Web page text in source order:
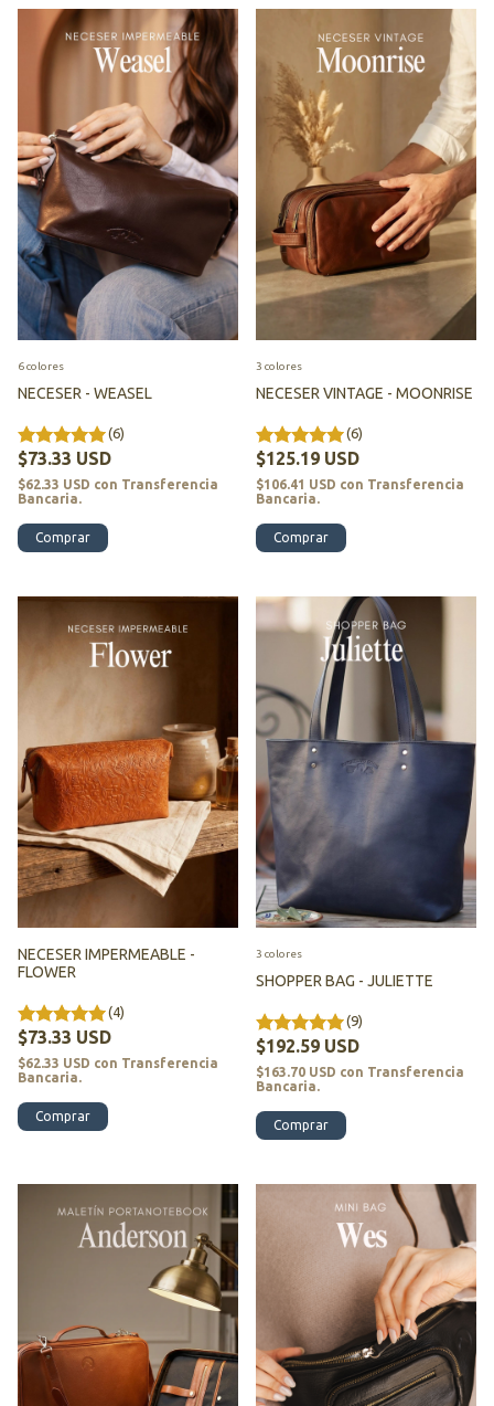
NECESER - WEASEL
(6)
$73.33 USD
$62.33 USD con Transferencia
Bancaria.
6 colores
Comprar
NECESER VINTAGE - MOONRISE
(6)
$125.19 USD
$106.41 USD con Transferencia
Bancaria.
3 colores
Comprar
NECESER IMPERMEABLE -
FLOWER
(4)
$73.33 USD
$62.33 USD con Transferencia
Bancaria.
Comprar
SHOPPER BAG - JULIETTE
(9)
$192.59 USD
$163.70 USD con Transferencia
Bancaria.
3 colores
Comprar